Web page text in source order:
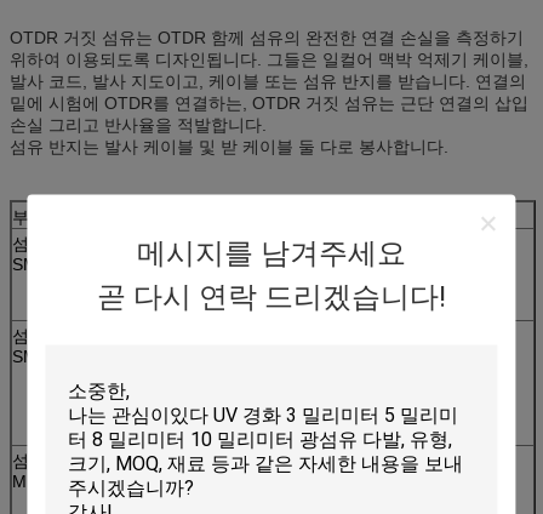
메시지를 남겨주세요
곧 다시 연락 드리겠습니다!
OTDR 거짓 섬유는 OTDR 함께 섬유의 완전한 연결 손실을 측정하기
위하여 이용되도록 디자인됩니다. 그들은 일컬어 맥박 억제기 케이블,
발사 코드, 발사 지도이고, 케이블 또는 섬유 반지를 받습니다. 연결의
밑에 시험에 OTDR를 연결하는, OTDR 거짓 섬유는 근단 연결의 삽입
손실 그리고 반사율을 적발합니다.
섬유 반지는 발사 케이블 및 받 케이블 둘 다로 봉사합니다.
부품 번호.
섬유 목록
SM10
SM G652D, 1KM,
FC/APC, LC/UPC, 선택 LC/APC
섬유 목록
SM20
LC/UPC, 선택 LC/APC
섬유 목록
MM10
MM (62.5/125um 또는 50/125um), 1KM,
연결관; FC/PC, SC/PC, ST/PC, 선택 LC/PC